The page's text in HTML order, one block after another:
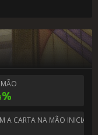
A CARTA NA MÃO INICIAL